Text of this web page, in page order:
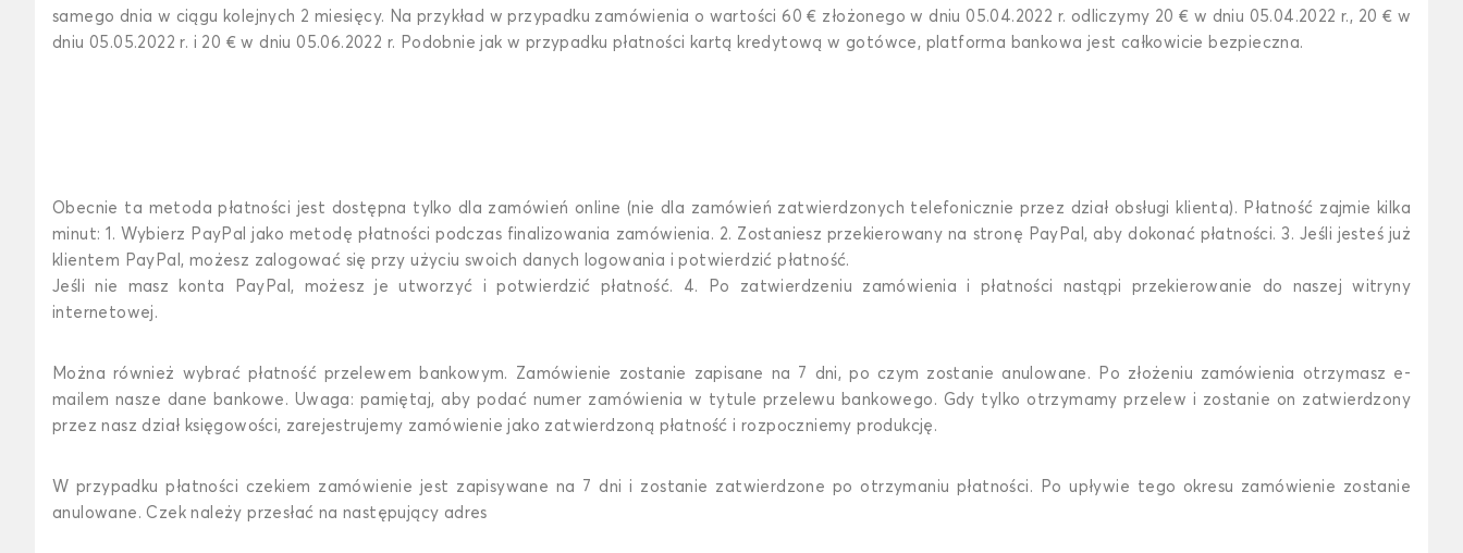
samego dnia w ciągu kolejnych 2 miesięcy. Na przykład w przypadku zamówienia o wartości 60 € złożonego w dniu 05.04.2022 r. odliczymy 20 € w dniu 05.04.2022 r., 20 € w
dniu 05.05.2022 r. i 20 € w dniu 05.06.2022 r. Podobnie jak w przypadku płatności kartą kredytową w gotówce, platforma bankowa jest całkowicie bezpieczna.
Obecnie ta metoda płatności jest dostępna tylko dla zamówień online (nie dla zamówień zatwierdzonych telefonicznie przez dział obsługi klienta). Płatność zajmie kilka
minut: 1. Wybierz PayPal jako metodę płatności podczas finalizowania zamówienia. 2. Zostaniesz przekierowany na stronę PayPal, aby dokonać płatności. 3. Jeśli jesteś już
klientem PayPal, możesz zalogować się przy użyciu swoich danych logowania i potwierdzić płatność.
Jeśli nie masz konta PayPal, możesz je utworzyć i potwierdzić płatność. 4. Po zatwierdzeniu zamówienia i płatności nastąpi przekierowanie do naszej witryny
internetowej.
Można również wybrać płatność przelewem bankowym. Zamówienie zostanie zapisane na 7 dni, po czym zostanie anulowane. Po złożeniu zamówienia otrzymasz e-
mailem nasze dane bankowe. Uwaga: pamiętaj, aby podać numer zamówienia w tytule przelewu bankowego. Gdy tylko otrzymamy przelew i zostanie on zatwierdzony
przez nasz dział księgowości, zarejestrujemy zamówienie jako zatwierdzoną płatność i rozpoczniemy produkcję.
W przypadku płatności czekiem zamówienie jest zapisywane na 7 dni i zostanie zatwierdzone po otrzymaniu płatności. Po upływie tego okresu zamówienie zostanie
anulowane. Czek należy przesłać na następujący adres